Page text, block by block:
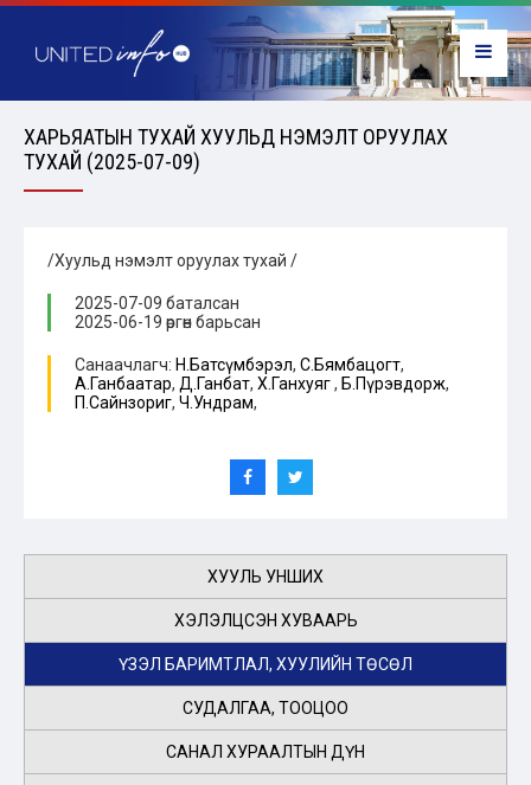
ХАРЬЯАТЫН ТУХАЙ ХУУЛЬД НЭМЭЛТ ОРУУЛАХ
ТУХАЙ (2025-07-09)
/Хуульд нэмэлт оруулах тухай /
2025-07-09 баталсан
2025-06-19 өргөн барьсан
Санаачлагч: Н.Батсүмбэрэл, С.Бямбацогт,
А.Ганбаатар, Д.Ганбат, Х.Ганхуяг, Б.Пүрэвдорж,
П.Сайнзориг, Ч.Ундрам,
ХУУЛЬ УНШИХ
ХЭЛЭЛЦСЭН ХУВААРЬ
ҮЗЭЛ БАРИМТЛАЛ, ХУУЛИЙН ТӨСӨЛ
СУДАЛГАА, ТООЦОО
САНАЛ ХУРААЛТЫН ДҮН